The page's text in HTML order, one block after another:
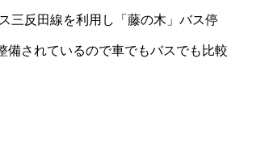
三反田線を利用し「藤の木」バス停
備されているので車でもバスでも比較